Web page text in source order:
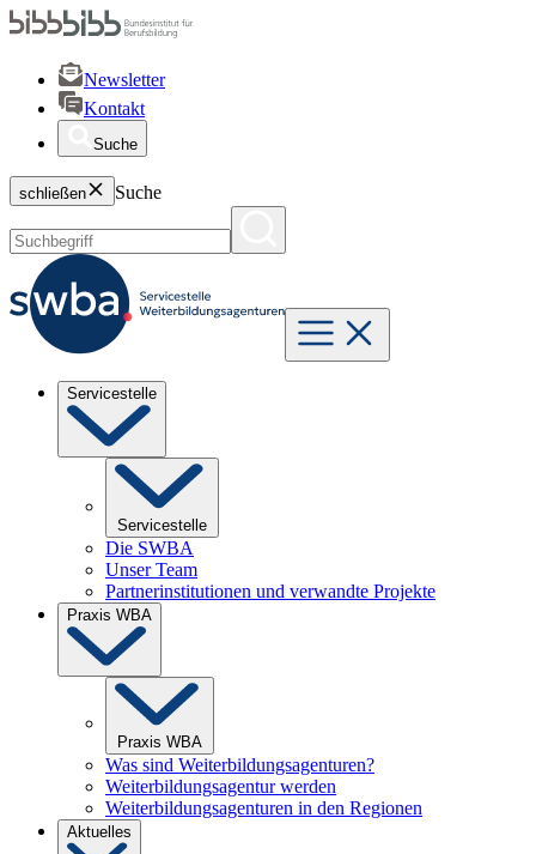
Newsletter
Kontakt
Suche
schließen Suche
Servicestelle
Servicestelle
Die SWBA
Unser Team
Partnerinstitutionen und verwandte Projekte
Praxis WBA
Praxis WBA
Was sind Weiterbildungsagenturen?
Weiterbildungsagentur werden
Weiterbildungsagenturen in den Regionen
Aktuelles